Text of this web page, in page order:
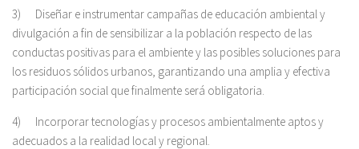
3) Diseñar e instrumentar campañas de educación ambiental y
divulgación a fin de sensibilizar a la población respecto de las
conductas positivas para el ambiente y las posibles soluciones para
los residuos sólidos urbanos, garantizando una amplia y efectiva
participación social que finalmente será obligatoria.
4) Incorporar tecnologías y procesos ambientalmente aptos y
adecuados a la realidad local y regional.